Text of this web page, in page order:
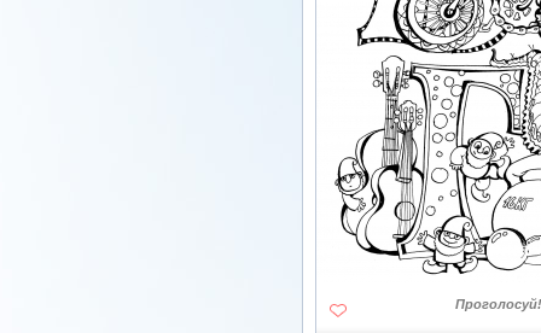
Проголосуй!